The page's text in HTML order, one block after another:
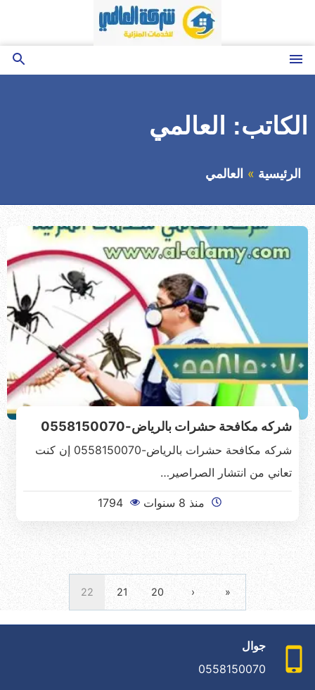
المحتوى
القائمة
بحث
الكاتب: العالمي
الرئيسية العالمي
شركه مكافحة حشرات بالرياض-0558150070
شركه مكافحة حشرات بالرياض-0558150070 إن كنت
تعاني من انتشار الصراصير…
منذ 8 سنوات 1794
«
‹
20
21
22
جوال
0558150070